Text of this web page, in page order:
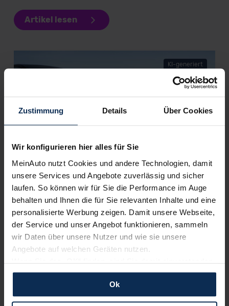
Zustimmung Details Über Cookies
Wir konfigurieren hier alles für Sie
MeinAuto nutzt Cookies und andere Technologien, damit
unsere Services und Angebote zuverlässig und sicher
laufen. So können wir für Sie die Performance im Auge
behalten und Ihnen die für Sie relevanten Inhalte und eine
personalisierte Werbung zeigen. Damit unsere Webseite,
der Service und unser Angebot funktionieren, sammeln
wir Daten über unsere Nutzer und wie sie unsere
Angebote auf welchen Geräten nutzen.
Wenn Sie das „OK“ finden, sind Sie damit einverstanden
und erlauben uns Cookies für unseren Service zu
verwenden und diese Daten an Dritte weiterzugeben,
etwa an unsere Marketingpartner. Falls Sie dem nicht
Ok
Artikel lesen
KI-generiert
Opel Corsa F (Test 2023): Ist die Modellpflege
tatsächlich eine Neuauflage?